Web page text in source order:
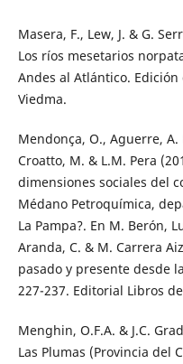
Masera, F., Lew, J. & G.
Los ríos mesetarios
Andes al Atlántico.
Viedma.
Mendonça, O., Aguerre,
Croatto, M. & L.M. Pera
dimensiones sociales del
Médano Petroquímica,
La Pampa?. En M. Berón,
Aranda, C. & M. Carrera
pasado y presente desde
227-237. Editorial Libros
Menghin, O.F.A. & J.C.
Las Plumas (Provincia del